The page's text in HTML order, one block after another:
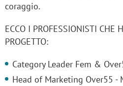
coraggio.
ECCO I PROFESSIONISTI CHE
PROGETTO:
Category Leader Fem &
Head of Marketing Over55